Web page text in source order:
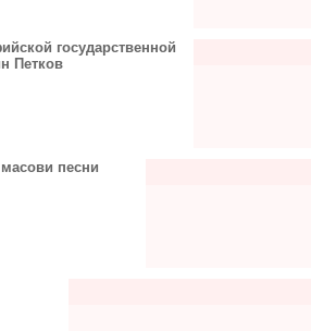
государственной
Петков
песни